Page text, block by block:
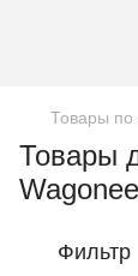
Товары по
Товары
Фильтр